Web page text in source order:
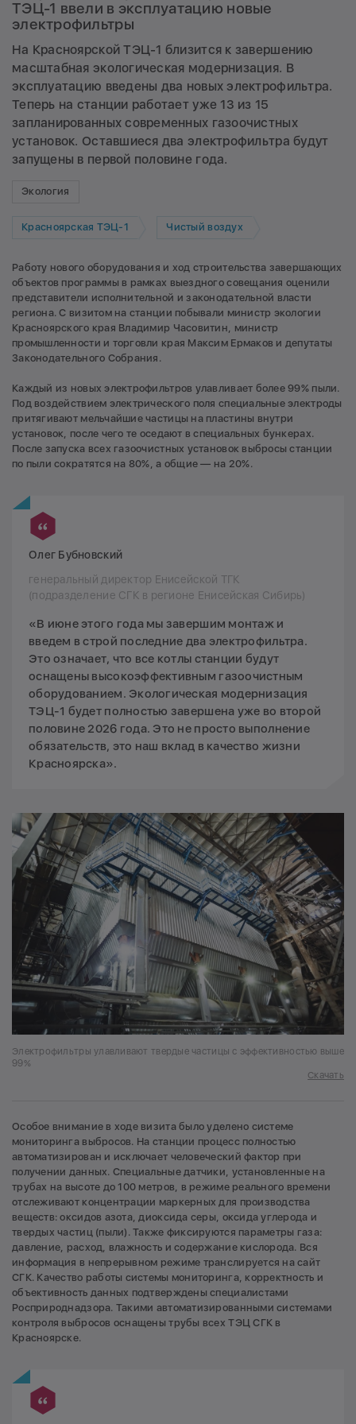
ТЭЦ-1 ввели в эксплуатацию новые
электрофильтры
На Красноярской ТЭЦ-1 близится к завершению
масштабная экологическая модернизация. В
эксплуатацию введены два новых электрофильтра.
Теперь на станции работает уже 13 из 15
запланированных современных газоочистных
установок. Оставшиеся два электрофильтра будут
запущены в первой половине года.
Экология
Красноярская ТЭЦ-1 Чистый воздух
Работу нового оборудования и ход строительства завершающих
объектов программы в рамках выездного совещания оценили
представители исполнительной и законодательной власти
региона. С визитом на станции побывали министр экологии
Красноярского края Владимир Часовитин, министр
промышленности и торговли края Максим Ермаков и депутаты
Законодательного Собрания.
Каждый из новых электрофильтров улавливает более 99% пыли.
Под воздействием электрического поля специальные электроды
притягивают мельчайшие частицы на пластины внутри
установок, после чего те оседают в специальных бункерах.
После запуска всех газоочистных установок выбросы станции
по пыли сократятся на 80%, а общие — на 20%.
Олег Бубновский
генеральный директор Енисейской ТГК
(подразделение СГК в регионе Енисейская Сибирь)
«В июне этого года мы завершим монтаж и
введем в строй последние два электрофильтра.
Это означает, что все котлы станции будут
оснащены высокоэффективным газоочистным
оборудованием. Экологическая модернизация
ТЭЦ-1 будет полностью завершена уже во второй
половине 2026 года. Это не просто выполнение
обязательств, это наш вклад в качество жизни
Красноярска».
Электрофильтры улавливают твердые частицы с эффективностью выше
99%
Скачать
Особое внимание в ходе визита было уделено системе
мониторинга выбросов. На станции процесс полностью
автоматизирован и исключает человеческий фактор при
получении данных. Специальные датчики, установленные на
трубах на высоте до 100 метров, в режиме реального времени
отслеживают концентрации маркерных для производства
веществ: оксидов азота, диоксида серы, оксида углерода и
твердых частиц (пыли). Также фиксируются параметры газа:
давление, расход, влажность и содержание кислорода. Вся
информация в непрерывном режиме транслируется на сайт
СГК. Качество работы системы мониторинга, корректность и
объективность данных подтверждены специалистами
Росприроднадзора. Такими автоматизированными системами
контроля выбросов оснащены трубы всех ТЭЦ СГК в
Красноярске.